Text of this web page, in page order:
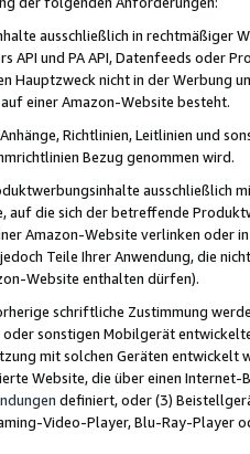
ausschließlich in rechtmäßiger
API und PA API, Datenfeeds oder
Hauptzweck nicht in der Werbung
einer Amazon-Website besteht.
Richtlinien, Leitlinien und
Bezug genommen wird.
ausschließlich
auf die sich der betreffende
Amazon-Website verlinken oder
Teile Ihrer Anwendung, die
Website enthalten dürfen).
schriftliche Zustimmung
sonstigen Mobilgerät
mit solchen Geräten
Website, die über einen
definiert, oder (3)
Video-Player, Blu-Ray-Player